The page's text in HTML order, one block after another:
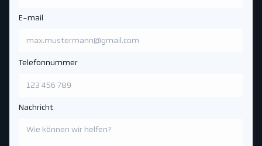
E-mail
Telefonnummer
Nachricht